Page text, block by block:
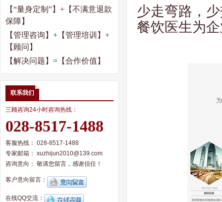
【“量身定制”】 + 【不满意退款
保障】
【管理咨询】 + 【管理培训】 +
【顾问】
【解决问题】 = 【合作价值】
联系我们
三顾咨询24小时咨询热线：
028-8517-1488
客服热线： 028-8517-1488
专家邮箱： xuzhijun2010@139.com
咨询意向： 敬请您留言，感谢信任！
客户意向留言：
在线QQ交流：
少走弯路，
餐饮医生为